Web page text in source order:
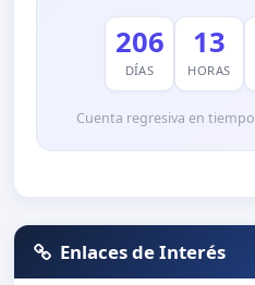
206
DÍAS
13
HORAS
Cuenta regresiva en
Enlaces de Interés